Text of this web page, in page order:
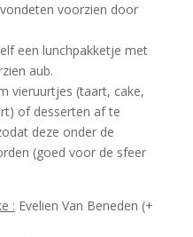
voorzien door
een lunchpakketje met
aub.
vieruurtjes (taart, cake,
of desserten af te
deze onder de
(goed voor de sfeer
: Evelien Van Beneden (+